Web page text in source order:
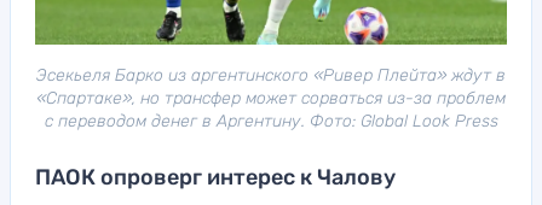
Эсекьеля Барко из аргентинского «Ривер Плейта» ждут в
«Спартаке», но трансфер может сорваться из-за проблем
с переводом денег в Аргентину. Фото: Global Look Press
ПАОК опроверг интерес к Чалову